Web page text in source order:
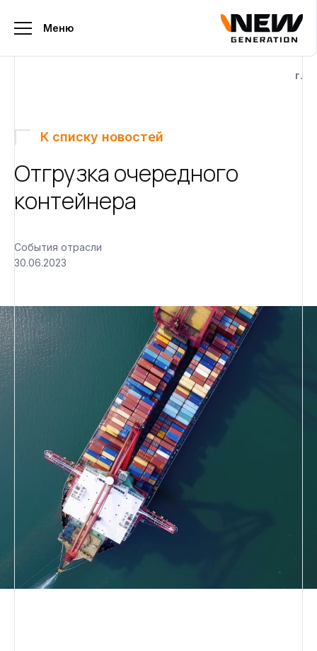
Меню
г.
К списку новостей
Отгрузка очередного
контейнера
События отрасли
30.06.2023